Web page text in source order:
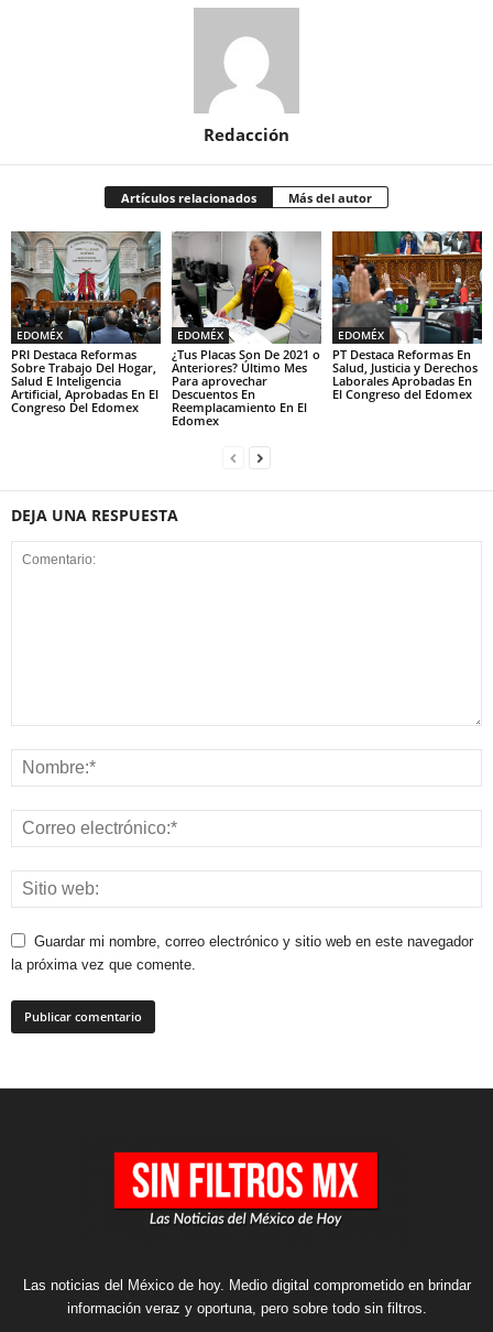
Redacción
Artículos relacionados Más del autor
EDOMÉX
PRI Destaca Reformas
Sobre Trabajo Del Hogar,
Salud E Inteligencia
Artificial, Aprobadas En El
Congreso Del Edomex
EDOMÉX
¿Tus Placas Son De 2021 o
Anteriores? Último Mes
Para aprovechar
Descuentos En
Reemplacamiento En El
Edomex
EDOMÉX
PT Destaca Reformas En
Salud, Justicia y Derechos
Laborales Aprobadas En
El Congreso del Edomex
DEJA UNA RESPUESTA
Guardar mi nombre, correo electrónico y sitio web en este navegador
la próxima vez que comente.
Las noticias del México de hoy. Medio digital comprometido en brindar
información veraz y oportuna, pero sobre todo sin filtros.